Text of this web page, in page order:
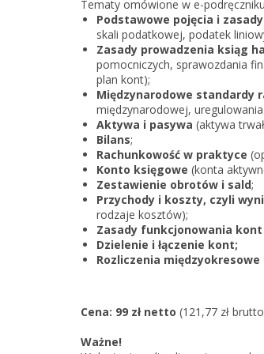
Tematy omówione w e-
Podstawowe pojęcia i
skali podatkowej, podatek
Zasady prowadzenia ksiąg
pomocniczych, sprawozdania
plan kont);
Międzynarodowe standardy
międzynarodowej,
Aktywa i pasywa (aktywa
Bilans;
Rachunkowość w praktyce
Konto księgowe (konta
Zestawienie obrotów i sald;
Przychody i koszty, czyli
rodzaje kosztów);
Zasady funkcjonowania
Dzielenie i łączenie kont;
Rozliczenia
Cena: 99 zł netto (121,77 zł
Ważne!